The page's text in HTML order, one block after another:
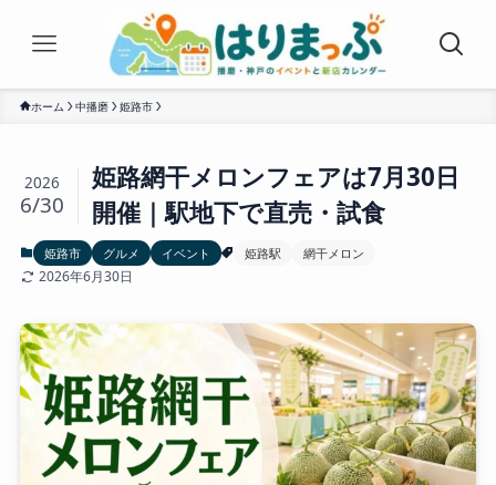
ホーム 中播磨 姫路市
姫路網干メロンフェアは7月30日
開催｜駅地下で直売・試食
2026
6/30
姫路市 グルメ イベント 姫路駅 網干メロン
2026年6月30日